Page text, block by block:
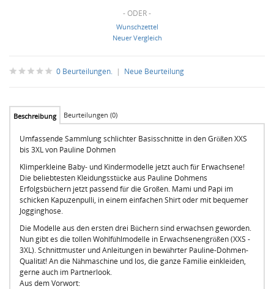
- ODER -
Wunschzettel
Neuer Vergleich
0 Beurteilungen. | Neue Beurteilung
Beschreibung Beurteilungen (0)
Umfassende Sammlung schlichter Basisschnitte in den Größen XXS
bis 3XL von Pauline Dohmen
Klimperkleine Baby- und Kindermodelle jetzt auch für Erwachsene!
Die beliebtesten Kleidungsstücke aus Pauline Dohmens
Erfolgsbüchern jetzt passend für die Großen. Mami und Papi im
schicken Kapuzenpulli, in einem einfachen Shirt oder mit bequemer
Jogginghose.
Die Modelle aus den ersten drei Büchern sind erwachsen geworden.
Nun gibt es die tollen Wohlfühlmodelle in Erwachsenengrößen (XXS -
3XL). Schnittmuster und Anleitungen in bewährter Pauline-Dohmen-
Qualität! An die Nähmaschine und los, die ganze Familie einkleiden,
gerne auch im Partnerlook.
Aus dem Vorwort: